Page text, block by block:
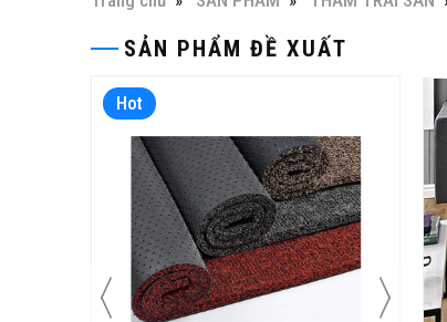
SẢN PHẨM ĐỀ XUẤT
Hot